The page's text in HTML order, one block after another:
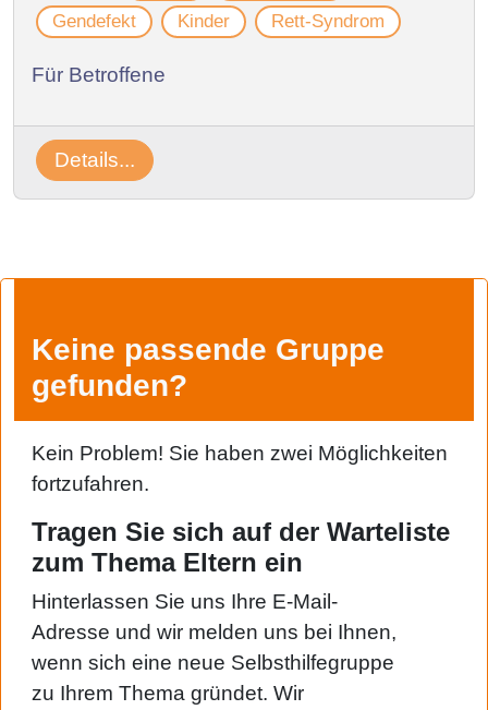
Gendefekt
Kinder Rett-Syndrom
Für Betroffene
Details...
Keine passende Gruppe
gefunden?
Kein Problem! Sie haben zwei Möglichkeiten
fortzufahren.
Tragen Sie sich auf der Warteliste
zum Thema Eltern ein
Hinterlassen Sie uns Ihre E-Mail-
Adresse und wir melden uns bei Ihnen,
wenn sich eine neue Selbsthilfegruppe
zu Ihrem Thema gründet. Wir